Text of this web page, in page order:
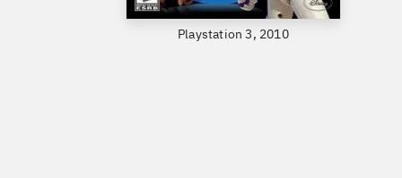
Playstation 3, 2010